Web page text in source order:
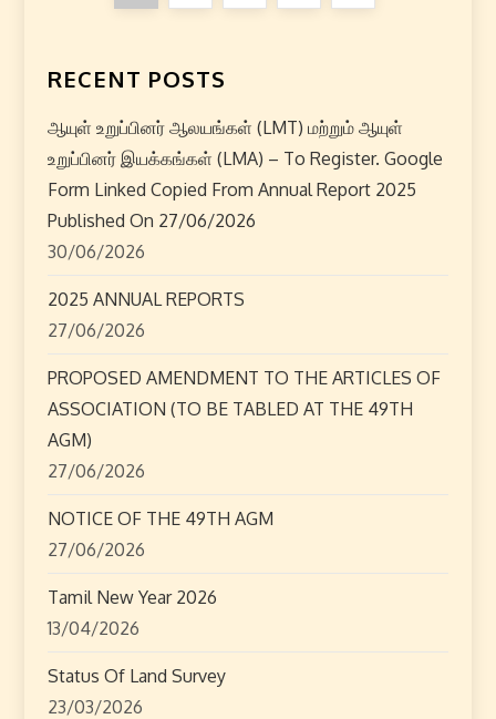
s
t
s
p
a
g
i
n
a
t
i
o
n
RECENT POSTS
ஆயுள் உறுப்பினர் ஆலயங்கள் (LMT) மற்றும் ஆயுள்
உறுப்பினர் இயக்கங்கள் (LMA) – To Register. Google
Form Linked Copied From Annual Report 2025
Published On 27/06/2026
30/06/2026
2025 ANNUAL REPORTS
27/06/2026
PROPOSED AMENDMENT TO THE ARTICLES OF
ASSOCIATION (TO BE TABLED AT THE 49TH
AGM)
27/06/2026
NOTICE OF THE 49TH AGM
27/06/2026
Tamil New Year 2026
13/04/2026
Status Of Land Survey
23/03/2026